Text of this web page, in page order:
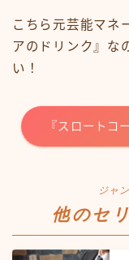
こちら元芸能マネ
アのドリンク』な
い！
『スロートコ
ジャ
他のセ